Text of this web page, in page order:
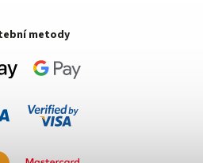
metody